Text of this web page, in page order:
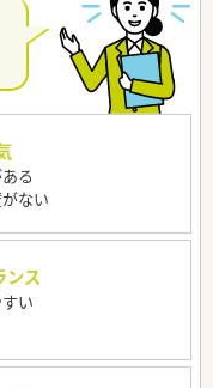
る
ない
ンス
い